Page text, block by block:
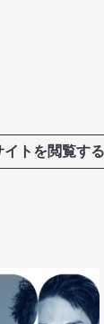
イトを閲覧する